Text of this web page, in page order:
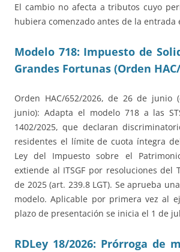
El cambio no afecta a tributos cuyo
hubiera comenzado antes de la entrada
Modelo 718: Impuesto de
Grandes Fortunas (Orden
Orden HAC/652/2026, de 26 de junio
junio): Adapta el modelo 718 a las
1402/2025, que declaran
residentes el límite de cuota íntegra
Ley del Impuesto sobre el
extiende al ITSGF por resoluciones del
de 2025 (art. 239.8 LGT). Se aprueba
modelo. Aplicable por primera vez al
plazo de presentación se inicia el 1 de
RDLey 18/2026: Prórroga de